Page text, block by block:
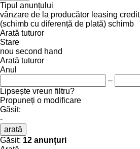
Tipul anunțului
vânzare de la producător leasing credit
(schimb cu diferență de plată) schimb
Arată tuturor
Stare
nou second hand
Arată tuturor
Anul
–
Lipsește vreun filtru?
Propuneți o modificare
Găsit:
-
arată
Găsit: 12 anunțuri